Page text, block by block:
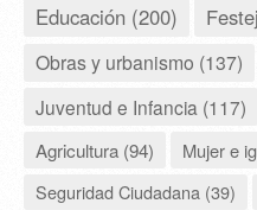
Educación (200)
Obras y urbanismo (137)
Juventud e Infancia (117)
Agricultura (94)
Mujer e
Seguridad Ciudadana (39)